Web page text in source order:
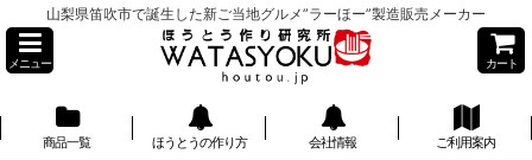
山梨県笛吹市で誕生した新ご当地グルメ”ラーほー”製造販売メーカー
メニュー カート
商品一覧 ほうとうの作り方 会社情報 ご利用案内